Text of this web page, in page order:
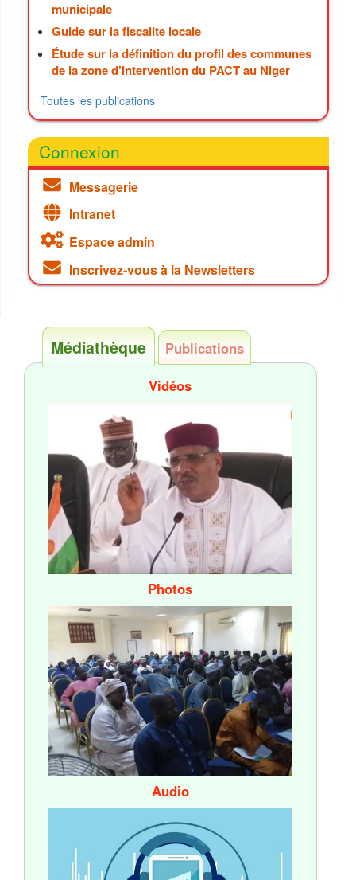
municipale
Guide sur la fiscalite locale
Étude sur la définition du profil des communes
de la zone d’intervention du PACT au Niger
Toutes les publications
Connexion
Messagerie
Intranet
Espace admin
Inscrivez-vous à la Newsletters
Médiathèque
Publications
Vidéos
Photos
Audio